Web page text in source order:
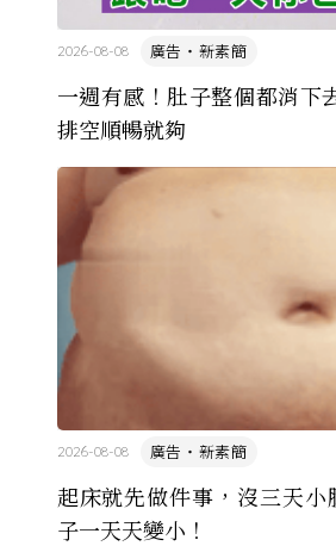
一週有感！肚子整個都消下
排空順暢就夠
廣告・新素簡
2026-08-08
起床就先做件事，沒三天
子一天天變小！
廣告・新素簡
2026-08-08